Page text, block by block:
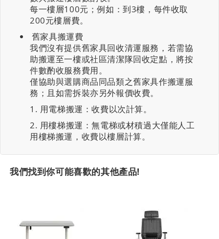
每一樓層100元；例如：到3樓，每件收取
200元樓層費。
舊家具搬運費
我們沒有提供舊家具回收清運服務，若需協
助搬運至一樓或社區清潔隊回收定點，將按
件數酌收服務費用。
僅協助與選購商品同品類之舊家具作搬運服
務；且如需拆裝亦另外報價收費。
用電梯搬運：收費以次計算。
用樓梯搬運：無電梯或材積過大僅能人工
用樓梯搬運，收費以樓層計算。
我們找到你可能喜歡的其他產品!